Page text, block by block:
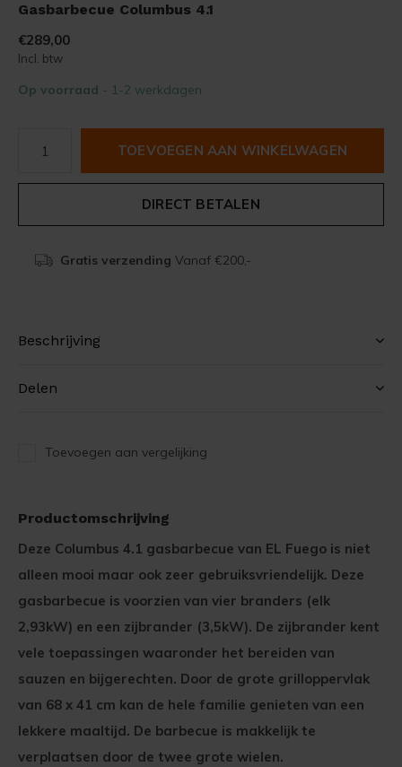
Gasbarbecue Columbus 4.1
€289,00
Incl. btw
Op voorraad - 1-2 werkdagen
TOEVOEGEN AAN WINKELWAGEN
DIRECT BETALEN
Gratis verzending Vanaf €200,-
Beschrijving
Delen
Toevoegen aan vergelijking
Productomschrijving
Deze Columbus 4.1 gasbarbecue van EL Fuego is niet
alleen mooi maar ook zeer gebruiksvriendelijk. Deze
gasbarbecue is voorzien van vier branders (elk
2,93kW) en een zijbrander (3,5kW). De zijbrander kent
vele toepassingen waaronder het bereiden van
sauzen en bijgerechten. Door de grote grilloppervlak
van 68 x 41 cm kan de hele familie genieten van een
lekkere maaltijd. De barbecue is makkelijk te
verplaatsen door de twee grote wielen.